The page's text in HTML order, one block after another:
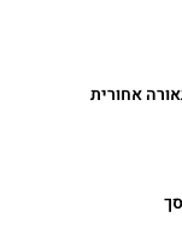
אחורית